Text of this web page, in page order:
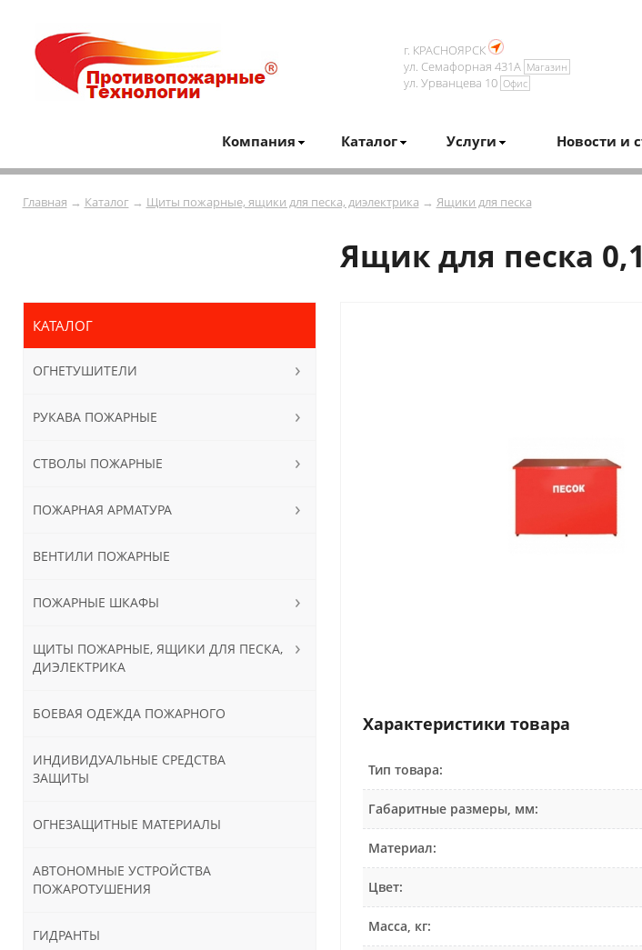
г. КРАСНОЯРСК
ул. Семафорная 431А Магазин
ул. Урванцева 10 Офис
Компания Каталог Услуги Новости и
Главная → Каталог → Щиты пожарные, ящики для песка, диэлектрика → Ящики для песка
Ящик для песка
Характеристики товара
Тип товара:
Габаритные размеры, мм:
Материал:
Цвет:
Масса, кг:
КАТАЛОГ
ОГНЕТУШИТЕЛИ
РУКАВА ПОЖАРНЫЕ
СТВОЛЫ ПОЖАРНЫЕ
ПОЖАРНАЯ АРМАТУРА
ВЕНТИЛИ ПОЖАРНЫЕ
ПОЖАРНЫЕ ШКАФЫ
ЩИТЫ ПОЖАРНЫЕ, ЯЩИКИ ДЛЯ ПЕСКА,
ДИЭЛЕКТРИКА
БОЕВАЯ ОДЕЖДА ПОЖАРНОГО
ИНДИВИДУАЛЬНЫЕ СРЕДСТВА
ЗАЩИТЫ
ОГНЕЗАЩИТНЫЕ МАТЕРИАЛЫ
АВТОНОМНЫЕ УСТРОЙСТВА
ПОЖАРОТУШЕНИЯ
ГИДРАНТЫ